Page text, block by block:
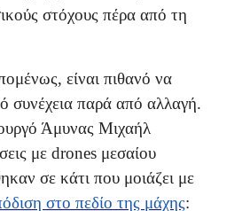
στόχους πέρα από τη
είναι πιθανό να
συνέχεια παρά από αλλαγή.
Άμυνας Μιχαήλ
με drones μεσαίου
σε κάτι που μοιάζει με
στο πεδίο της μάχης: